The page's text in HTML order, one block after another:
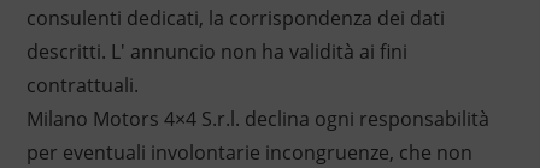
consulenti dedicati, la corrispondenza dei dati
descritti. L' annuncio non ha validità ai fini
contrattuali.
Milano Motors 4×4 S.r.l. declina ogni responsabilità
per eventuali involontarie incongruenze, che non